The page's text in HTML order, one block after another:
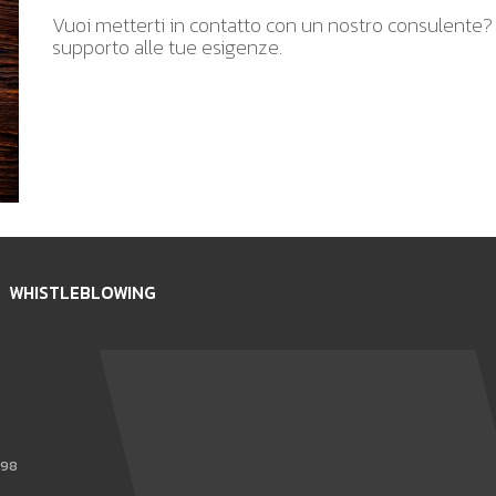
Vuoi metterti in contatto con un nostro
supporto alle tue esigenze.
WHISTLEBLOWING